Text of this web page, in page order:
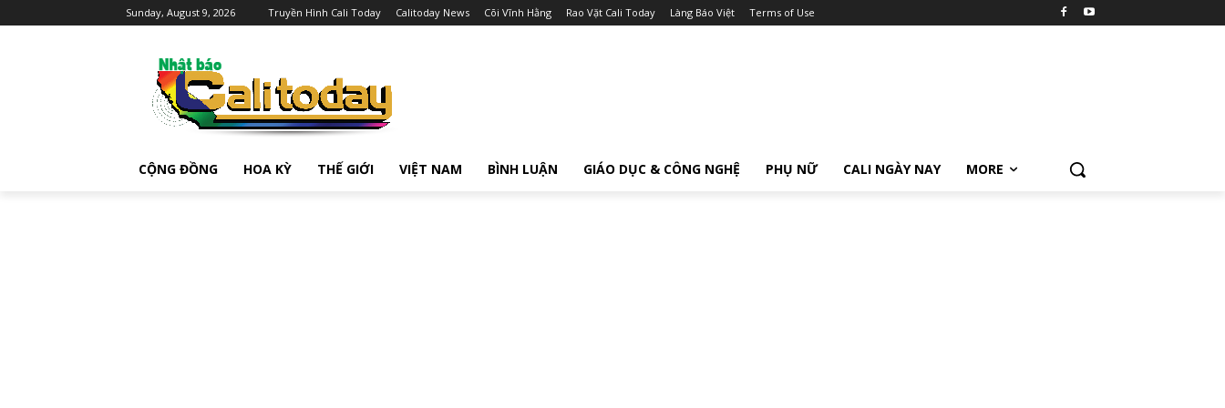
Sunday, August 9, 2026 Truyền Hình Cali Today Calitoday News Cõi Vĩnh Hằng Rao Vặt Cali Today Làng Báo Việt Terms of Use
CỘNG ĐỒNG HOA KỲ THẾ GIỚI VIỆT NAM BÌNH LUẬN GIÁO DỤC & CÔNG NGHỆ PHỤ NỮ CALI NGÀY NAY MORE